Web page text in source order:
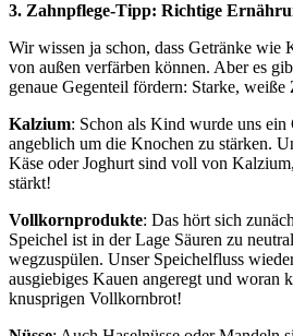
3. Zahnpflege-Tipp: Richtige
Wir wissen ja schon, dass Getränke wie
von außen verfärben können. Aber es
genaue Gegenteil fördern: Starke, weiße
Kalzium: Schon als Kind wurde uns ein
angeblich um die Knochen zu stärken.
Käse oder Joghurt sind voll von
stärkt!
Vollkornprodukte: Das hört sich
Speichel ist in der Lage Säuren zu
wegzuspülen. Unser Speichelfluss
ausgiebiges Kauen angeregt und woran
knusprigen Vollkornbrot!